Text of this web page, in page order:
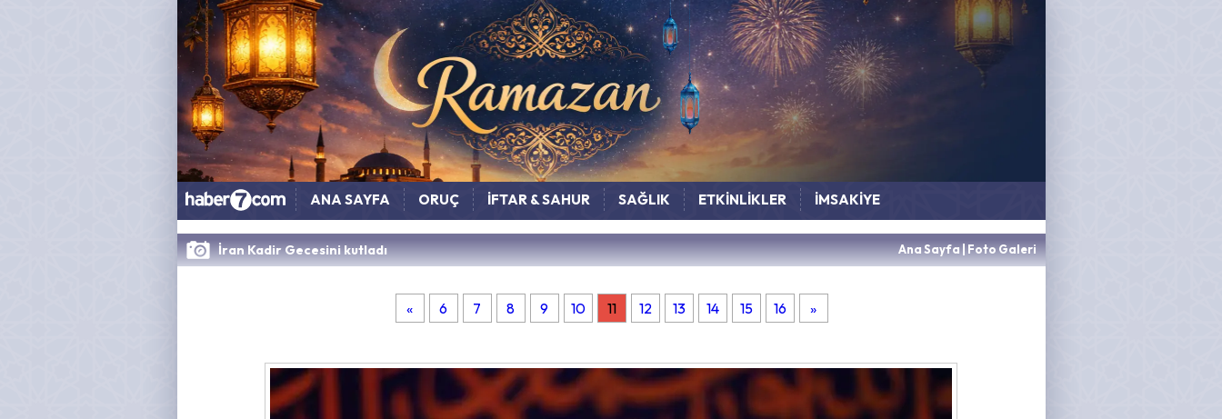
ANA SAYFA ORUÇ İFTAR & SAHUR SAĞLIK ETKİNLİKLER İMSAKİYE
İran Kadir Gecesini kutladı Ana Sayfa|Foto Galeri
« 6 7 8 9 10 11 12 13 14 15 16 »